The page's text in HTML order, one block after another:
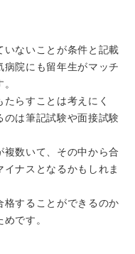
いないことが条件と記載
院にも留年生がマッチ
らすことは考えにく
のは筆記試験や面接試験
複数いて、その中から合
ナスとなるかもしれま
格することができるのか
です。